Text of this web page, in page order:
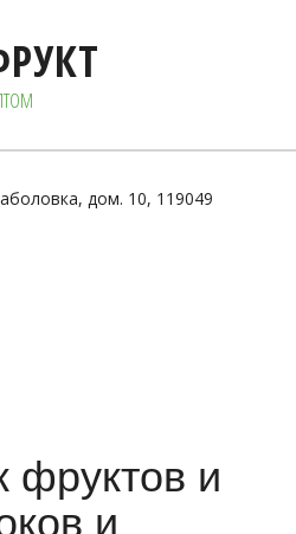
дом. 10, 119049
фруктов и
и